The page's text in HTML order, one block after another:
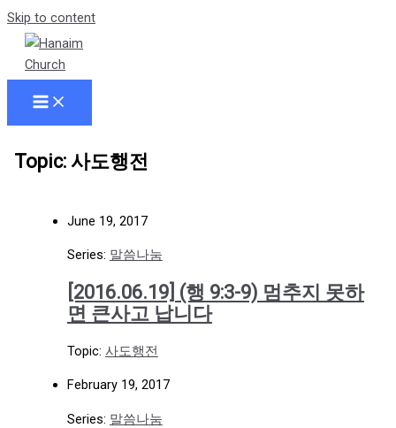
Skip to content
Topic: 사도행전
June 19, 2017
Series: 말씀나눔
[2016.06.19] (행 9:3-9) 멈추지 못하
면 큰사고 납니다
Topic: 사도행전
February 19, 2017
Series: 말씀나눔